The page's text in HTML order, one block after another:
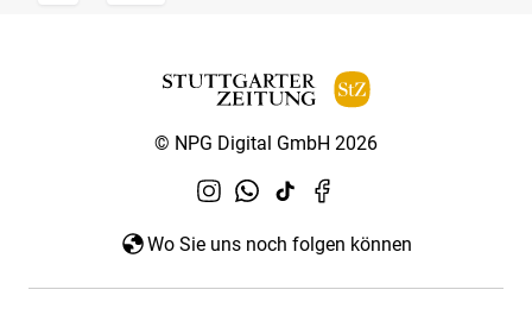
© NPG Digital GmbH 2026
Wo Sie uns noch folgen können